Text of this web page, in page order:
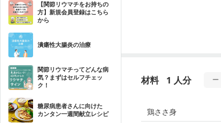
【関節リウマチをお持ちの
方】新規会員登録はこちら
から
潰瘍性大腸炎の治療
関節リウマチってどんな病
気？まずはセルフチェッ
ク！
糖尿病患者さんに向けた
カンタン一週間献立レシピ
材料 1 人分
鶏ささ身